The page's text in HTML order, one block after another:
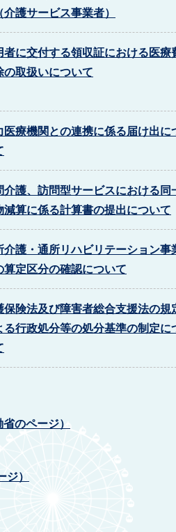
介護サービス事業者）
者に交付する領収証における医療
の取扱いについて
医療機関との連携に係る届け出に
介護、訪問型サービスにおける同
減算に係る計算書の提出について
介護・通所リハビリテーション事
算定区分の確認について
保険法及び障害者総合支援法の規
る行政処分等の処分基準の制定に
のページ）
）